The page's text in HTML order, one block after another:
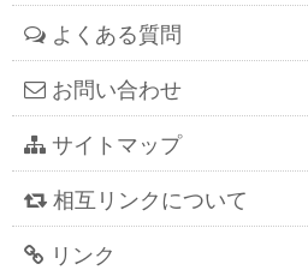
よくある質問
お問い合わせ
サイトマップ
相互リンクについて
リンク